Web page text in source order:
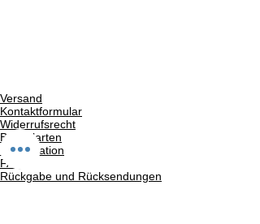
Versand
Kontaktformular
Widerrufsrecht
Bezahlarten
Reklamation
FAQ
Rückgabe und Rücksendungen